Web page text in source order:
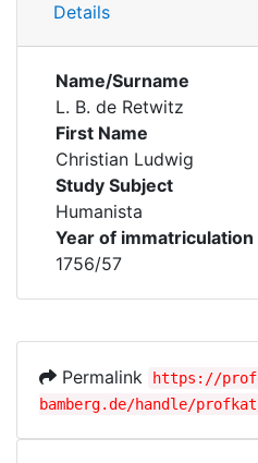
Details
Name/Surname
L. B. de Retwitz
First Name
Christian Ludwig
Study Subject
Humanista
Year of immatriculation
1756/57
Permalink
https://
bamberg.de/handle/